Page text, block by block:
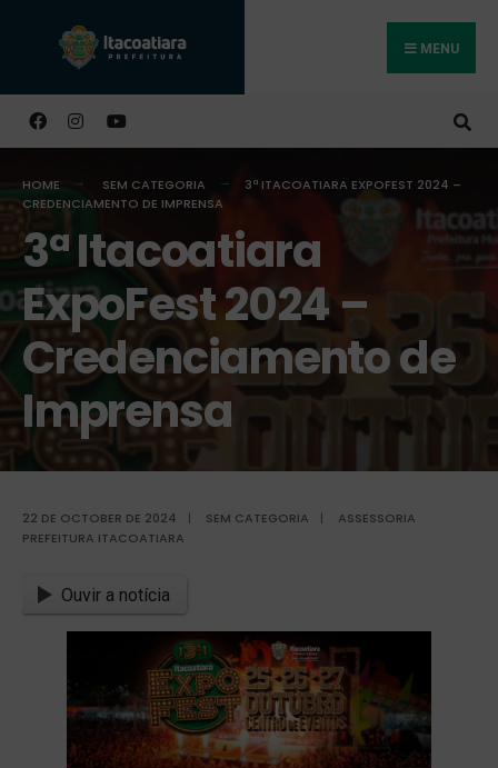
MENU
HOME SEM CATEGORIA
3ª ITACOATIARA EXPOFEST 2024 –
CREDENCIAMENTO DE IMPRENSA
3ª Itacoatiara
ExpoFest 2024 –
Credenciamento de
Imprensa
22 DE OCTOBER DE 2024 | SEM CATEGORIA |
ASSESSORIA
PREFEITURA ITACOATIARA
Ouvir a notícia
Buscar